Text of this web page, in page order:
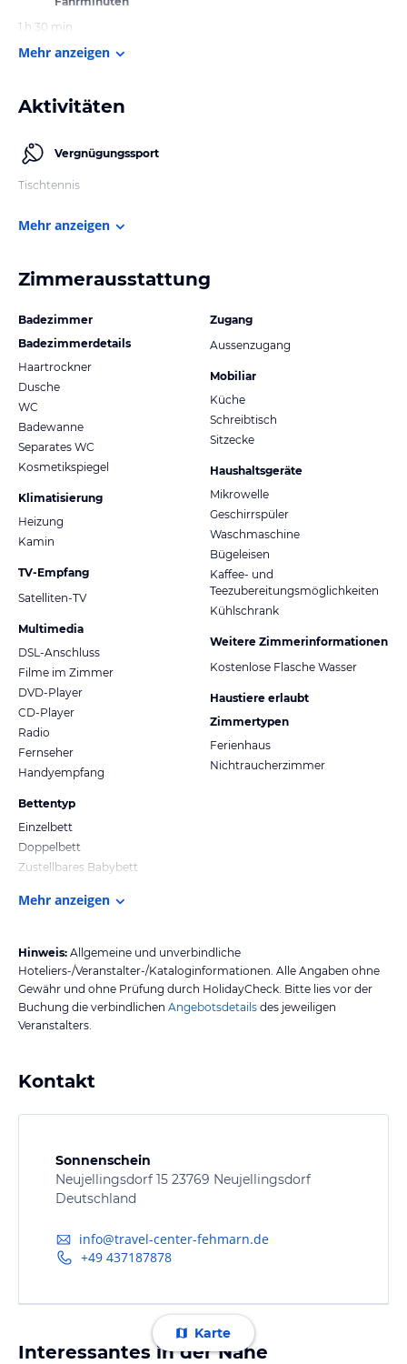
1 h 30 min
Mehr anzeigen
Aktivitäten
Vergnügungssport
Tischtennis
Mehr anzeigen
Zimmerausstattung
Badezimmer
Badezimmerdetails
Haartrockner
Dusche
WC
Badewanne
Separates WC
Kosmetikspiegel
Klimatisierung
Heizung
Kamin
TV-Empfang
Satelliten-TV
Multimedia
DSL-Anschluss
Filme im Zimmer
DVD-Player
CD-Player
Radio
Fernseher
Handyempfang
Bettentyp
Einzelbett
Doppelbett
Zustellbares Babybett
Zugang
Aussenzugang
Mobiliar
Küche
Schreibtisch
Sitzecke
Haushaltsgeräte
Mikrowelle
Geschirrspüler
Waschmaschine
Bügeleisen
Kaffee- und
Teezubereitungsmöglichkeiten
Kühlschrank
Weitere Zimmerinformationen
Kostenlose Flasche Wasser
Haustiere erlaubt
Zimmertypen
Ferienhaus
Nichtraucherzimmer
Mehr anzeigen
Hinweis: Allgemeine und unverbindliche
Hoteliers-/Veranstalter-/Kataloginformationen. Alle Angaben ohne
Gewähr und ohne Prüfung durch HolidayCheck. Bitte lies vor der
Buchung die verbindlichen Angebotsdetails des jeweiligen
Veranstalters.
Kontakt
Sonnenschein
Neujellingsdorf 15 23769 Neujellingsdorf
Deutschland
info@travel-center-fehmarn.de
+49 437187878
Karte
Interessantes in der Nähe